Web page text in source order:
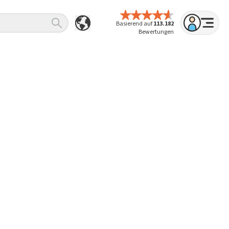
Basierend auf113.182
Bewertungen